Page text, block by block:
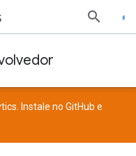
Instale no GitHub e